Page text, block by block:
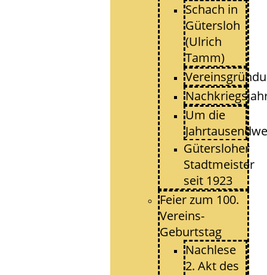
Schach in
Gütersloh
(Ulrich
Tamm)
Um die
Gütersloher
Stadtmeister
seit 1923
Feier zum 100.
Vereins-
Geburtstag
Nachlese
2. Akt des